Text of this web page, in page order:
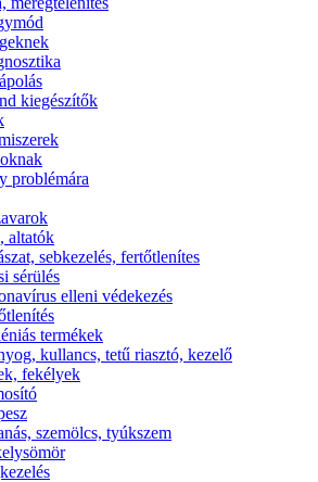
kiegészítők
problémára
altatók
sebkezelés, fertőtlenítes
sérülés
elleni védekezés
termékek
kullancs, tetű riasztó, kezelő
fekélyek
szemölcs, tyúkszem